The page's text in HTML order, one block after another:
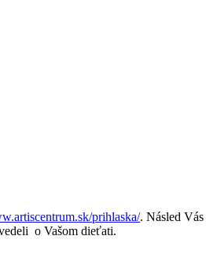
prihlaska/. Násled
o Vašom dieťati.